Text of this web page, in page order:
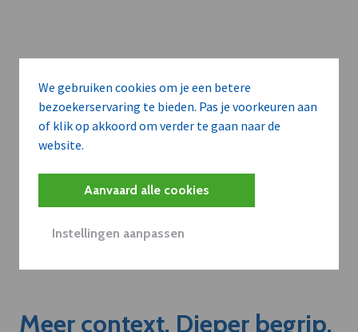
We gebruiken cookies om je een betere
bezoekerservaring te bieden. Pas je voorkeuren aan
of klik op akkoord om verder te gaan naar de
website.
Aanvaard alle cookies
Instellingen aanpassen
Meer context. Dieper begrip.